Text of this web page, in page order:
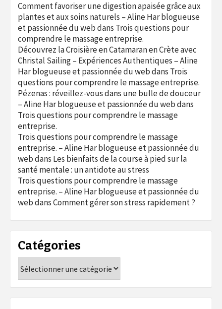
Comment favoriser une digestion apaisée grâce aux
plantes et aux soins naturels – Aline Har blogueuse
et passionnée du webdans Trois questions pour
comprendre le massage entreprise.
Découvrez la Croisière en Catamaran en Crète avec
Christal Sailing – Expériences Authentiques – Aline
Har blogueuse et passionnée du webdans Trois
questions pour comprendre le massage entreprise.
Pézenas : réveillez-vous dans une bulle de douceur
– Aline Har blogueuse et passionnée du webdans
Trois questions pour comprendre le massage
entreprise.
Trois questions pour comprendre le massage
entreprise. – Aline Har blogueuse et passionnée du
webdans Les bienfaits de la course à pied sur la
santé mentale : un antidote au stress
Trois questions pour comprendre le massage
entreprise. – Aline Har blogueuse et passionnée du
webdansComment gérer son stress rapidement ?
Catégories